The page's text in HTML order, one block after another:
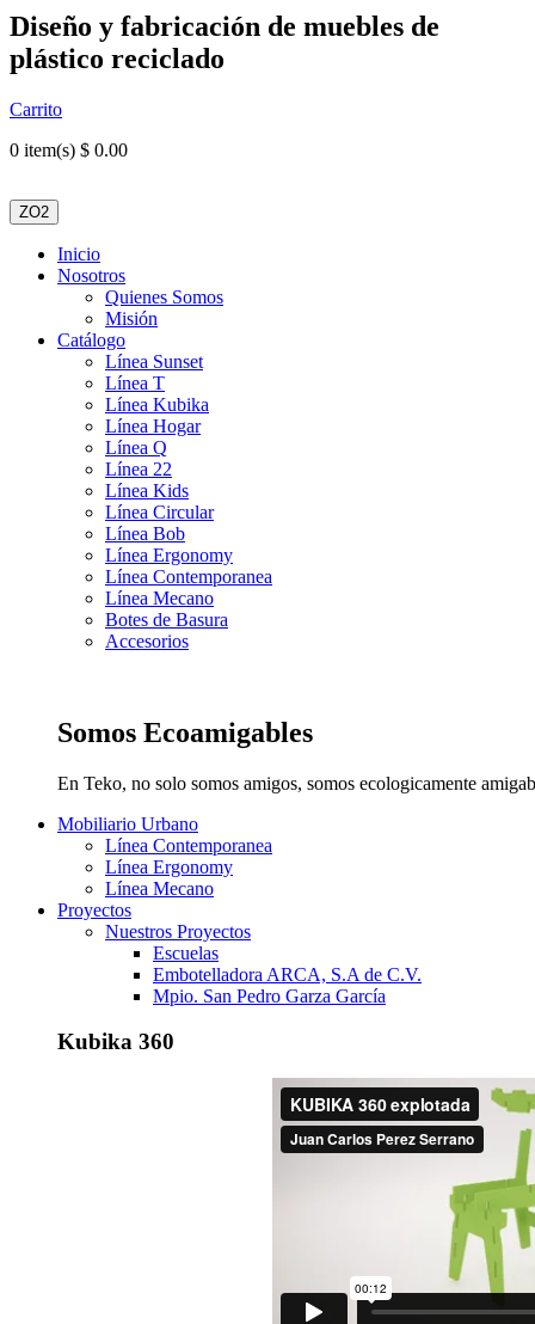
Diseño y fabricación de muebles de
plástico reciclado
Carrito
0 item(s) $ 0.00
ZO2
Inicio
Nosotros
Quienes Somos
Misión
Catálogo
Línea Sunset
Línea T
Línea Kubika
Línea Hogar
Línea Q
Línea 22
Línea Kids
Línea Circular
Línea Bob
Línea Ergonomy
Línea Contemporanea
Línea Mecano
Botes de Basura
Accesorios
Somos Ecoamigables
En Teko, no solo somos amigos, somos ecologicamente
Mobiliario Urbano
Línea Contemporanea
Línea Ergonomy
Línea Mecano
Proyectos
Nuestros Proyectos
Escuelas
Embotelladora ARCA, S.A de C.V.
Mpio. San Pedro Garza García
Kubika 360